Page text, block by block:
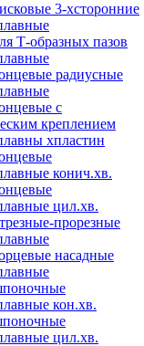
3-хсторонние
Т-образных пазов
радиусные
с
креплением
хпластин
конич.хв.
цил.хв.
прорезные
насадные
кон.хв.
цил.хв.